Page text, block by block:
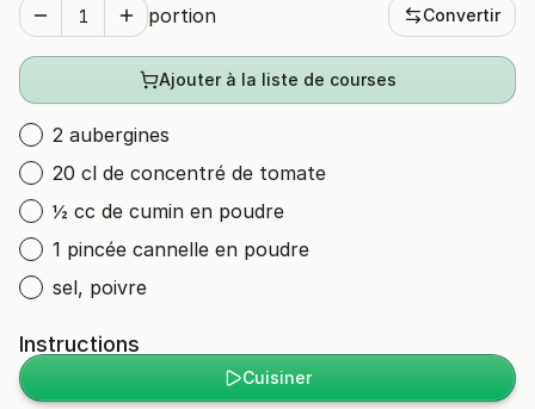
portion Convertir
Ajouter à la liste de courses
2 aubergines
20 cl de concentré de tomate
½ cc de cumin en poudre
1 pincée cannelle en poudre
sel, poivre
Instructions
Cuisiner